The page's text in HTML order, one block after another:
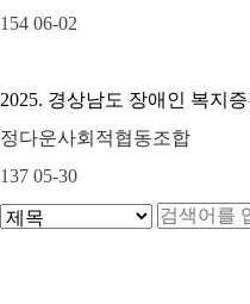
154 06-02
2025. 경상남도 장애인 복지
정다운사회적협동조합
137 05-30